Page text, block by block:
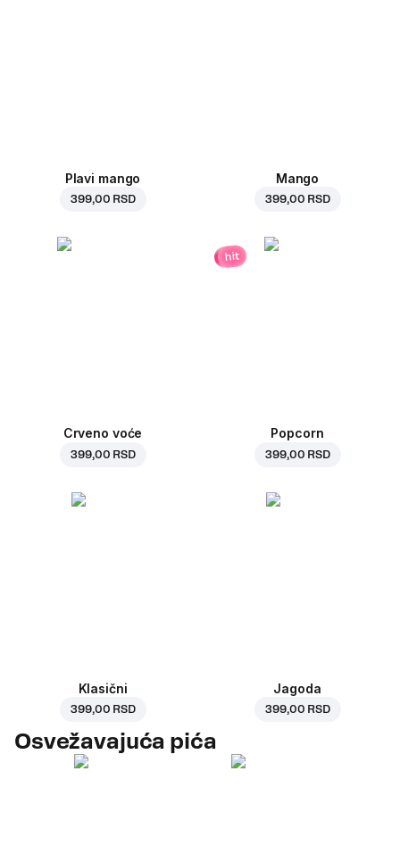
Plavi mango
399,00 RSD
Mango
399,00 RSD
Crveno voće
399,00 RSD
hit
Popcorn
399,00 RSD
Klasični
399,00 RSD
Jagoda
399,00 RSD
Osvežavajuća pića